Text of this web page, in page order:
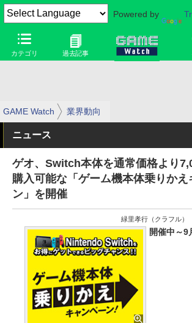
Powered by
カテゴリ 過去記事
GAME Watch 業界動向
ニュース
ゲオ、Switch本体を通常価格より
購入可能な「ゲーム機本体乗りかえ
ン」を開催
緑里孝行（クラフル）
開催中～9